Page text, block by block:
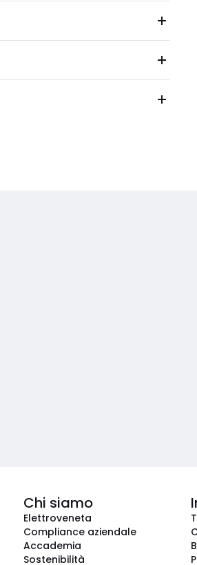
Chi siamo
Elettroveneta
Compliance aziendale
Accademia
Sostenibilità